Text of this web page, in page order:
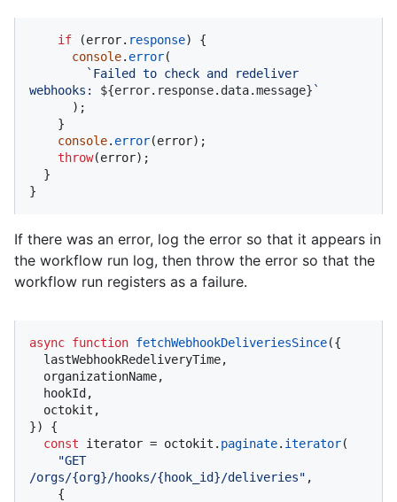
if (error. response) {
console. error(
`Failed to check and redeliver
webhooks: ${error.response.data.message} `
console. error(error);
throw(error);
}
If there was an error, log the error so that it appears in
the workflow run log, then throw the error so that the
workflow run registers as a failure.
async function fetchWebhookDeliveriesSince({
}) {
const iterator = octokit. paginate. iterator(
"GET
/orgs/{org}/hooks/{hook_id}/deliveries" ,